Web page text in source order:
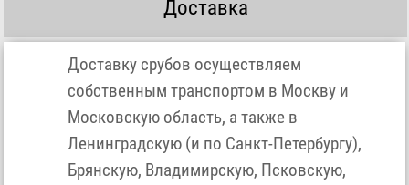
Доставка
Доставку срубов осуществляем
собственным транспортом в Москву и
Московскую область, а также в
Ленинградскую (и по Санкт-Петербургу),
Брянскую, Владимирскую, Псковскую,